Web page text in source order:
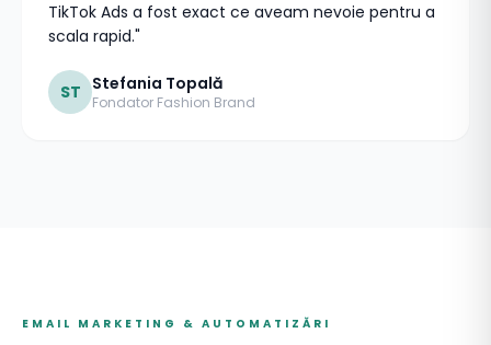
TikTok Ads a fost exact ce aveam nevoie pentru a
scala rapid."
ST Stefania Topală
Fondator Fashion Brand
EMAIL MARKETING & AUTOMATIZĂRI